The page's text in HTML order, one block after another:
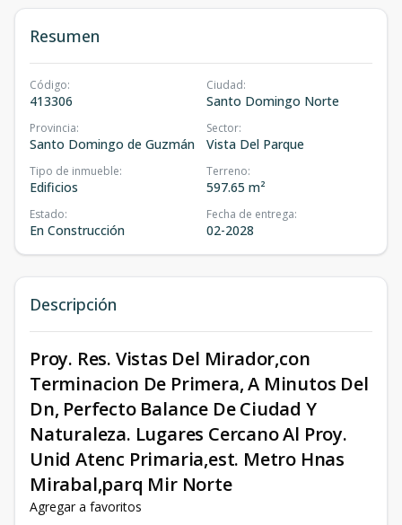
Resumen
Código:
413306
Ciudad:
Santo Domingo Norte
Provincia:
Santo Domingo de Guzmán
Sector:
Vista Del Parque
Tipo de inmueble:
Edificios
Terreno:
597.65 m²
Estado:
En Construcción
Fecha de entrega:
02-2028
Descripción
Proy. Res. Vistas Del Mirador,con
Terminacion De Primera, A Minutos Del
Dn, Perfecto Balance De Ciudad Y
Naturaleza. Lugares Cercano Al Proy.
Unid Atenc Primaria,est. Metro Hnas
Mirabal,parq Mir Norte
Agregar a favoritos